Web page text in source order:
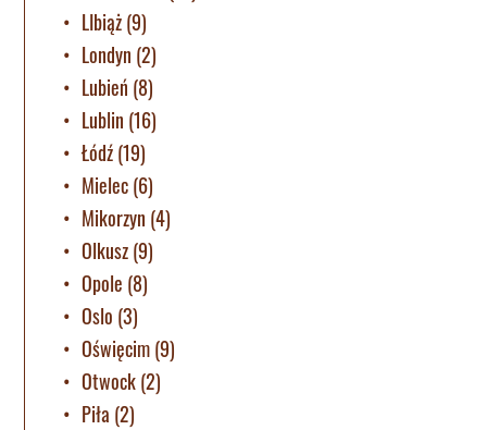
LIbiąż(9)
Londyn (2)
Lubień (8)
Lublin (16)
Łódź(19)
Mielec(6)
Mikorzyn (4)
Olkusz(9)
Opole (8)
Oslo (3)
Oświęcim(9)
Otwock(2)
Piła (2)